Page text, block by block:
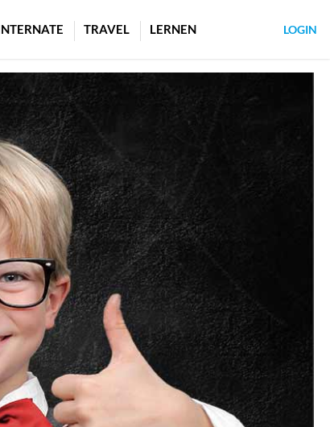
TRAVEL LERNEN LOGIN